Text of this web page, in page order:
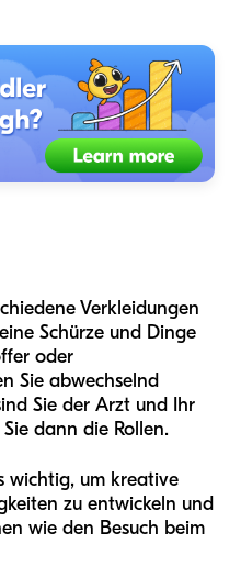
Verkleidungen
Schürze und Dinge
oder
Sie abwechselnd
Sie der Arzt und Ihr
dann die Rollen.
wichtig, um kreative
zu entwickeln und
wie den Besuch beim